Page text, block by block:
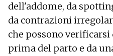
dell'addome, da
da contrazioni
che possono
prima del parto e da